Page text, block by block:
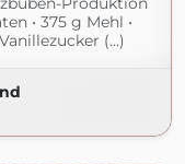
• 375 g Mehl •
(...)